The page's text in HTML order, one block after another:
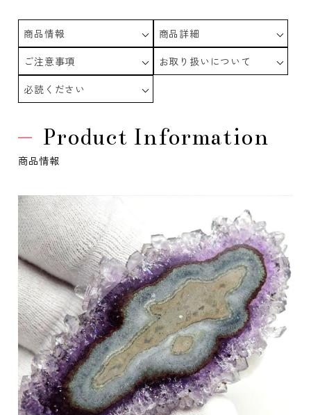
商品情報
商品詳細
ご注意事項
お取り扱いについて
必読ください
Product Information
商品情報